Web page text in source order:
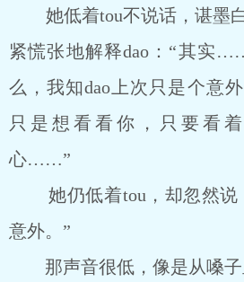
她低着tou不说话，谌墨
紧慌张地解释dao：“其实
么，我知dao上次只是个意
只是想看看你，只要看
心……”
她仍低着tou，却忽然说
意外。”
那声音很低，像是从嗓子